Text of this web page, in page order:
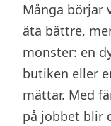
Många börjar
äta bättre,
mönster: en
butiken eller
mättar. Med
på jobbet blir